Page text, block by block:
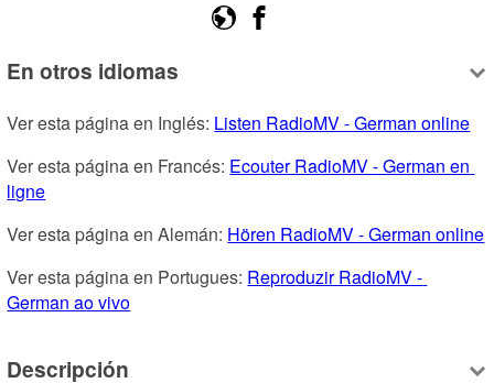
En otros idiomas
Ver esta página en Inglés: Listen RadioMV - German online
Ver esta página en Francés: Ecouter RadioMV - German en
ligne
Ver esta página en Alemán: Hören RadioMV - German online
Ver esta página en Portugues: Reproduzir RadioMV -
German ao vivo
Descripción